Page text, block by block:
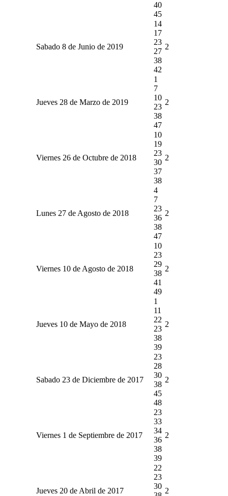
40
45
Sabado 8 de Junio de 2019
14
17
23
27
38
42
2
Jueves 28 de Marzo de 2019
1
7
10
23
38
47
2
Viernes 26 de Octubre de 2018
10
19
23
30
37
38
2
Lunes 27 de Agosto de 2018
4
7
23
36
38
47
2
Viernes 10 de Agosto de 2018
10
23
29
38
41
49
2
Jueves 10 de Mayo de 2018
1
11
22
23
38
39
2
Sabado 23 de Diciembre de 2017
23
28
30
38
45
48
2
Viernes 1 de Septiembre de 2017
23
33
34
36
38
39
2
Jueves 20 de Abril de 2017
22
23
30
2